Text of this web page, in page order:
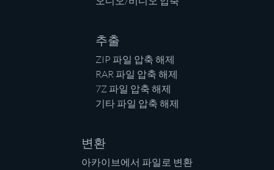
추출
ZIP 파일 압축 해제
RAR 파일 압축 해제
7Z 파일 압축 해제
기타 파일 압축 해제
변환
아카이브에서 파일로 변환